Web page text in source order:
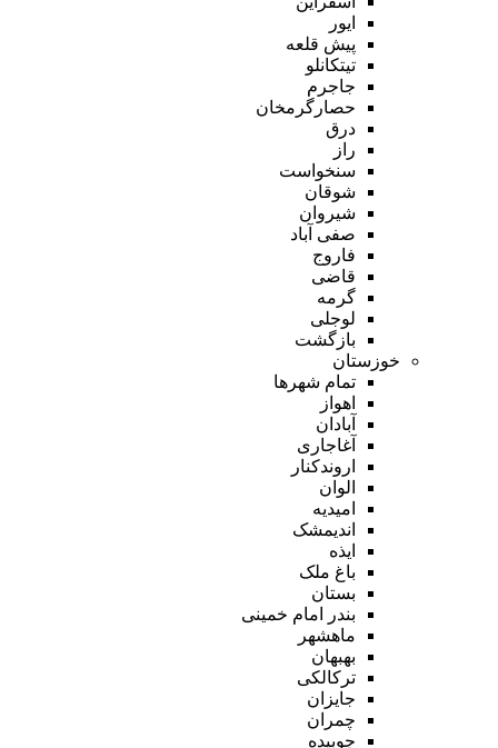
ایور
پیش قلعه
تیتکانلو
جاجرم
حصارگرمخان
درق
راز
سنخواست
شوقان
شیروان
صفی آباد
فاروج
قاضی
گرمه
لوجلی
بازگشت
خوزستان
تمام شهر‌ها
اهواز
آبادان
آغاجاری
اروندکنار
الوان
امیدیه
اندیمشک
ایذه
باغ ملک
بستان
بندر امام خمینی
ماهشهر
بهبهان
ترکالکی
جایزان
چمران
چوبیده